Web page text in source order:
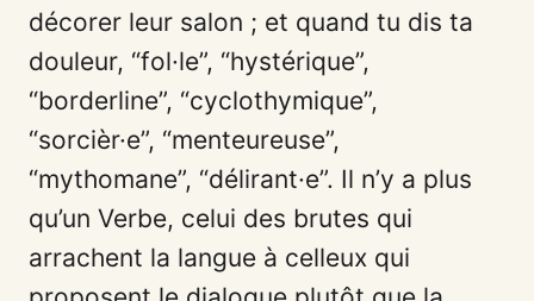
décorer leur salon ; et quand tu dis ta
douleur, “fol·le”, “hystérique”,
“borderline”, “cyclothymique”,
“sorcièr·e”, “menteureuse”,
“mythomane”, “délirant·e”. Il n’y a plus
qu’un Verbe, celui des brutes qui
arrachent la langue à celleux qui